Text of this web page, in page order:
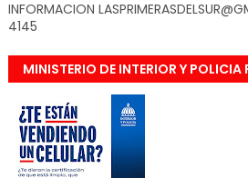
INFORMACION
4145
MINISTERIO DE INTERIOR Y POLICIA